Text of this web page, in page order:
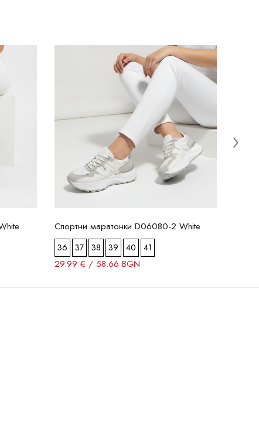
Спортни маратонки D06080-2 White
36 37 38 39 40 41
29.99 € / 58.66 BGN